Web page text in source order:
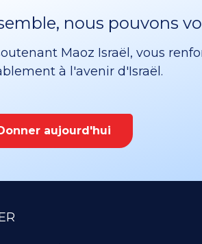
nous pouvons
Maoz Israël, vous
à l'avenir d'Israël.
aujourd'hui